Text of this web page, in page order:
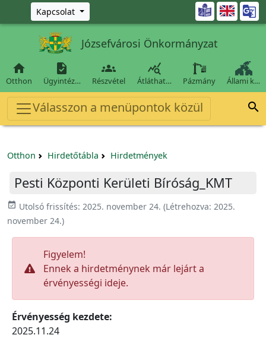
Ugrás a fő tartalomra
Kapcsolat 
Józsefvárosi Önkormányzat

Otthon

Ügyintéz…

Részvétel

Átláthat… Pázmány Állami k…
Válasszon a menüpontok közül 
Otthon Hirdetőtábla Hirdetmények
Pesti Központi Kerületi Bíróság_KMT
event_available Utolsó frissítés: 2025. november 24. (Létrehozva: 2025.
november 24.)
Figyelem!
Ennek a hirdetménynek már lejárt a
érvényességi ideje.
Érvényesség kezdete:
2025.11.24